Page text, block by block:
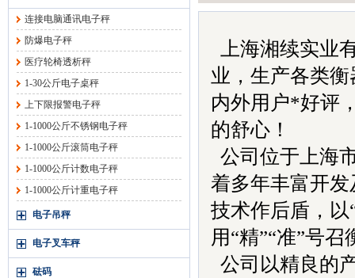
连接电脑通讯电子秤
防爆电子秤
医疗轮椅透析秤
1-30公斤电子桌秤
上下限报警电子秤
1-1000公斤不锈钢电子秤
1-1000公斤滚筒电子秤
1-1000公斤计数电子秤
1-1000公斤计重电子秤
电子吊秤
电子叉车秤
砝码
上海湘续实业
业，生产各类
内外用户*好评
的舒心！
公司位于上海
着多年丰富开
技术作后盾，
用“精”“准”号召
公司以精良的